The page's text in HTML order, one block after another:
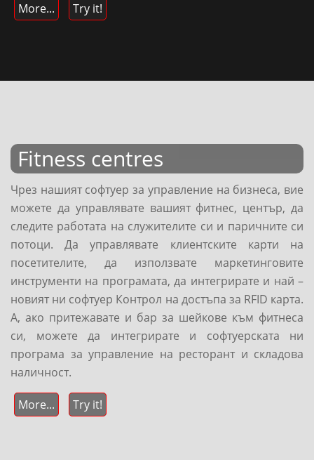
More... Try it!
Fitness centres
Чрез нашият софтуер за управление на бизнеса, вие
можете да управлявате вашият фитнес, център, да
следите работата на служителите си и паричните си
потоци. Да управлявате клиентските карти на
посетителите, да използвате маркетинговите
инструменти на програмата, да интегрирате и най –
новият ни софтуер Контрол на достъпа за RFID карта.
А, ако притежавате и бар за шейкове към фитнеса
си, можете да интегрирате и софтуерската ни
програма за управление на ресторант и складова
наличност.
More... Try it!